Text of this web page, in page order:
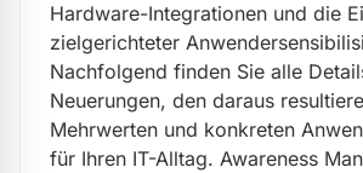
Hardware-Integrationen und die
zielgerichteter
Nachfolgend finden Sie alle
Neuerungen, den daraus
Mehrwerten und konkreten
für Ihren IT-Alltag. Awareness